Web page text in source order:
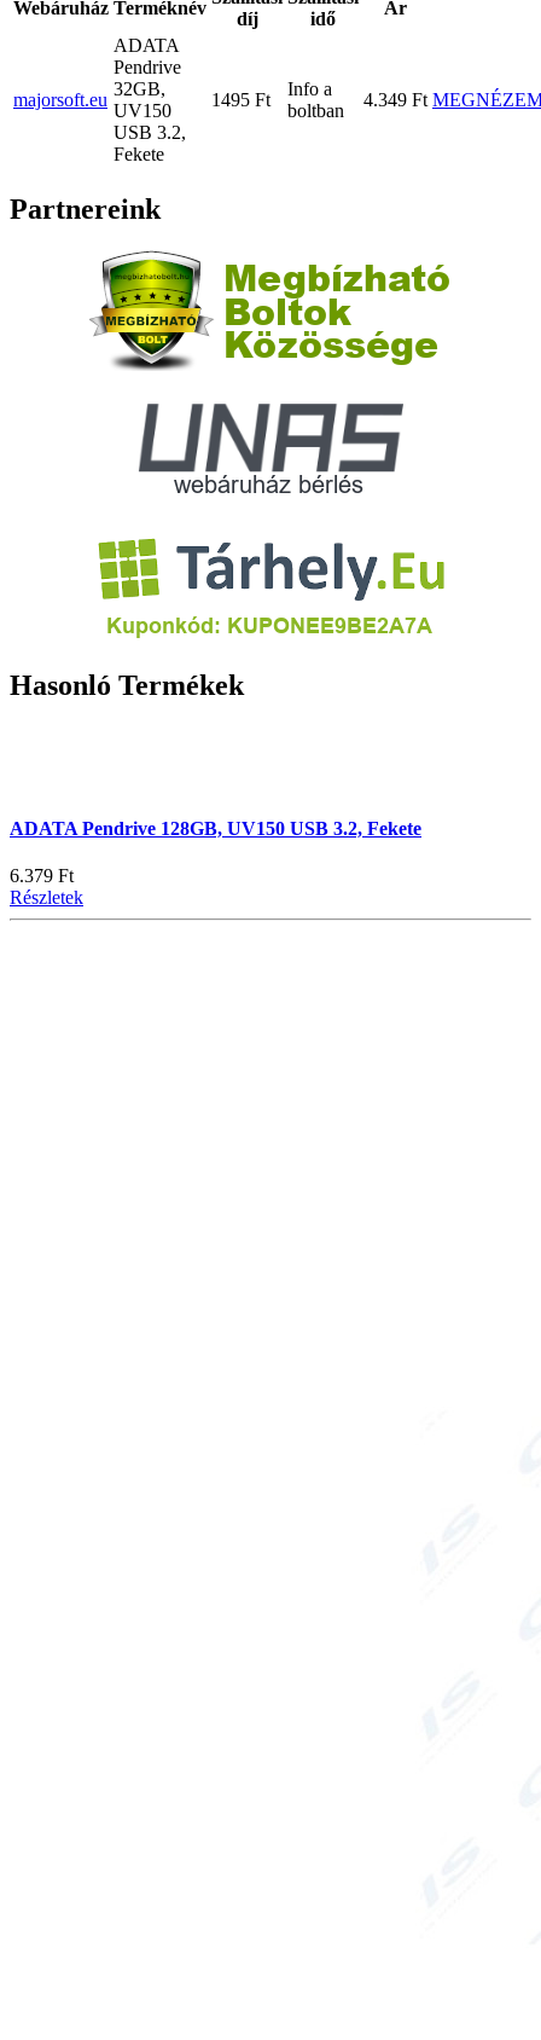
Webáruház Terméknév
díj
idő
Ár
majorsoft.eu
ADATA
Pendrive
32GB,
UV150
USB 3.2,
Fekete
1495 Ft
Info a
boltban
4.349 Ft
Partnereink
Hasonló Termékek
ADATA Pendrive 128GB, UV150 USB 3.2, Fekete
6.379 Ft
Részletek